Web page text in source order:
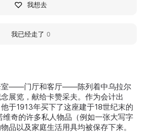
室——门厅和客厅——陈列着中乌拉尔
展览，献给卡赞采夫。作为会计出
于1913年买下了这座建于18世纪末的
维奇的许多私人物品（例如一张大写字
品以及家庭生活用具均被保存下来。
我想去
我已经走了 0